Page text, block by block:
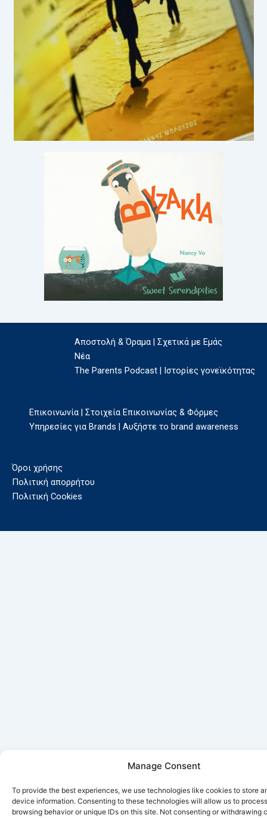
Manage Consent
To provide the best experiences, we use technologies like cookies to store
device information. Consenting to these technologies will allow us to
browsing behavior or unique IDs on this site. Not consenting or withdrawing
Αποστολή & Όραμα | Σχετικά με Εμάς
Νέα
The Parents Podcast | Ιστορίες γονεϊκότητας
Επικοινωνία | Στοιχεία Επικοινωνίας & Φόρμες
Υπηρεσίες για Brands | Αυξήστε το brand awareness
Όροι χρήσης
Πολιτική απορρήτου
Πολιτική Cookies